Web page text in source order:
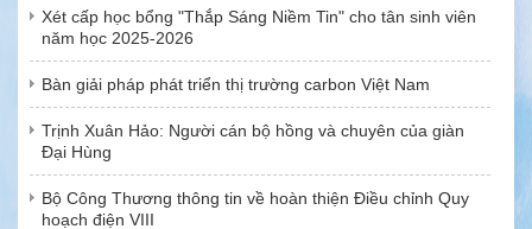
Xét cấp học bổng "Thắp Sáng Niềm Tin" cho tân sinh viên
năm học 2025-2026
Bàn giải pháp phát triển thị trường carbon Việt Nam
Trịnh Xuân Hảo: Người cán bộ hồng và chuyên của giàn
Đại Hùng
Bộ Công Thương thông tin về hoàn thiện Điều chỉnh Quy
hoạch điện VIII